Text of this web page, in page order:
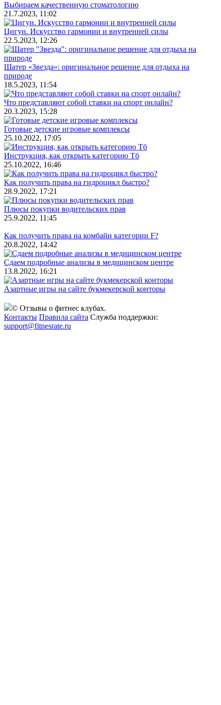
Выбираем качественную стоматологию
21.7.2023, 11:02
Цигун. Искусство гармонии и внутренней силы
22.5.2023, 12:26
Шатер «Звезда»: оригинальное решение для отдыха на
природе
18.5.2023, 11:54
Что представляют собой ставки на спорт онлайн?
20.3.2023, 15:28
Готовые детские игровые комплексы
25.10.2022, 17:05
Инструкция, как открыть категорию Тб
25.10.2022, 16:46
Как получить права на гидроцикл быстро?
28.9.2022, 17:21
Плюсы покупки водительских прав
25.9.2022, 11:45
Как получить права на комбайн категории F?
20.8.2022, 14:42
Сдаем подробные анализы в медицинском центре
13.8.2022, 16:21
Азартные игры на сайте букмекерской конторы
© Отзывы о фитнес клубах.
Контакты Правила сайта Служба поддержки:
support@fitnesrate.ru